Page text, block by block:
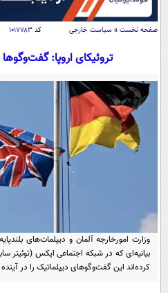
سیاسی
اقتصاد
اقتصادی
جامعه
سلامت
یک برش
محیط
سیاست
فرهنگ و
علم و
فناوری و It
قرآن
باشگاه مغز
مجله تصویری
اقتصاد
ورزش
عصر ایران 2
خواندنی ها و
آموزش
صفحه نخست » سیاست خارجی کد ۱۰۱۷۷۸۳
تروئیکای اروپا: گفت‌وگوها
وزارت امورخارجه آلمان و دیپلمات‌های
بیانیه‌ای که در شبکه اجتماعی ایکس (توئیتر
کرده‌اند این گفت‌وگوهای دیپلماتیک را در